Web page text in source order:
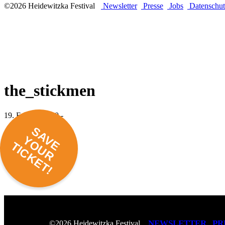
©2026 Heidewitzka Festival
Newsletter Presse Jobs
the_stickmen
19. Februar 2020 -
©2026 Heidewitzka Festival
SAVE
YOUR
TICKET!